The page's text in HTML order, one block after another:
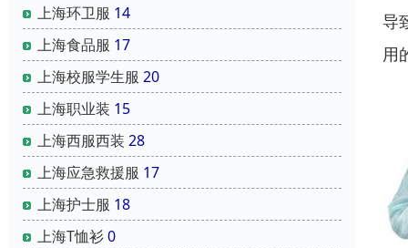
上海环卫服 14
上海食品服 17
上海校服学生服 20
上海职业装 15
上海西服西装 28
上海应急救援服 17
上海护士服 18
上海T恤衫0
导
用